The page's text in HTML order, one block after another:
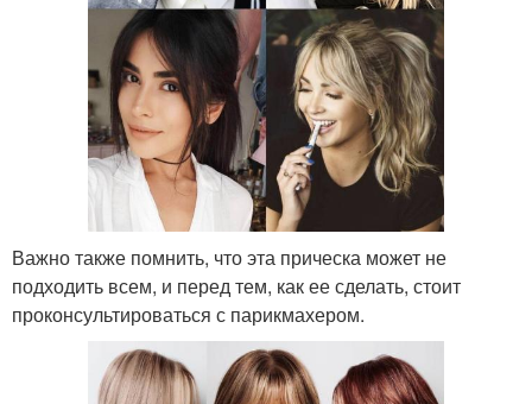
Важно также помнить, что эта прическа может не
подходить всем, и перед тем, как ее сделать, стоит
проконсультироваться с парикмахером.